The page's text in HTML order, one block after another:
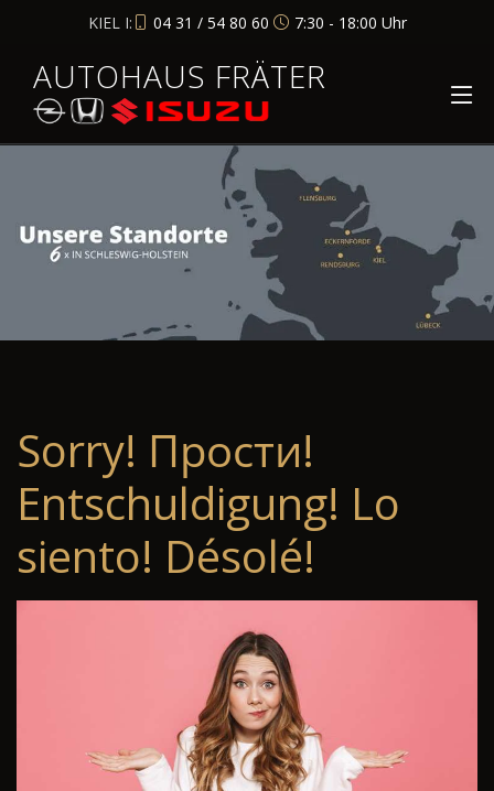
KIEL I: 04 31 / 54 80 60 7:30 - 18:00 Uhr
AUTOHAUS FRÄTER
Sorry! Прости!
Entschuldigung! Lo
siento! Désolé!